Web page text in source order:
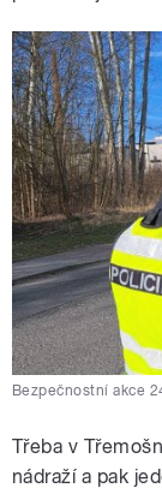
Bezpečnostní akce
Třeba v
nádraží a pak